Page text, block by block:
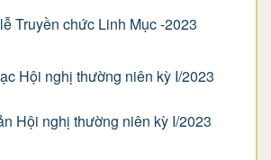
Truyền chức Linh Mục -2023
Hội nghị thường niên kỳ I/2023
Hội nghị thường niên kỳ I/2023